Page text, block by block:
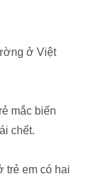
ở Việt
mắc biến
chết.
trẻ em có hai